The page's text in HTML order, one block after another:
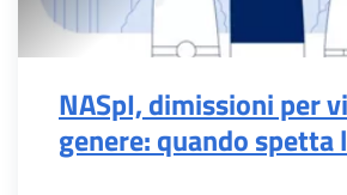
NASpI, dimissioni per
genere: quando